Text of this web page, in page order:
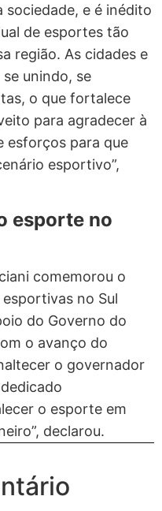
e é inédito
de esportes tão
região. As cidades e
unindo, se
o que fortalece
para agradecer à
esforços para que
esportivo”,
esporte no
comemorou o
no Sul
do Governo do
o avanço do
o governador
o esporte em
declarou.